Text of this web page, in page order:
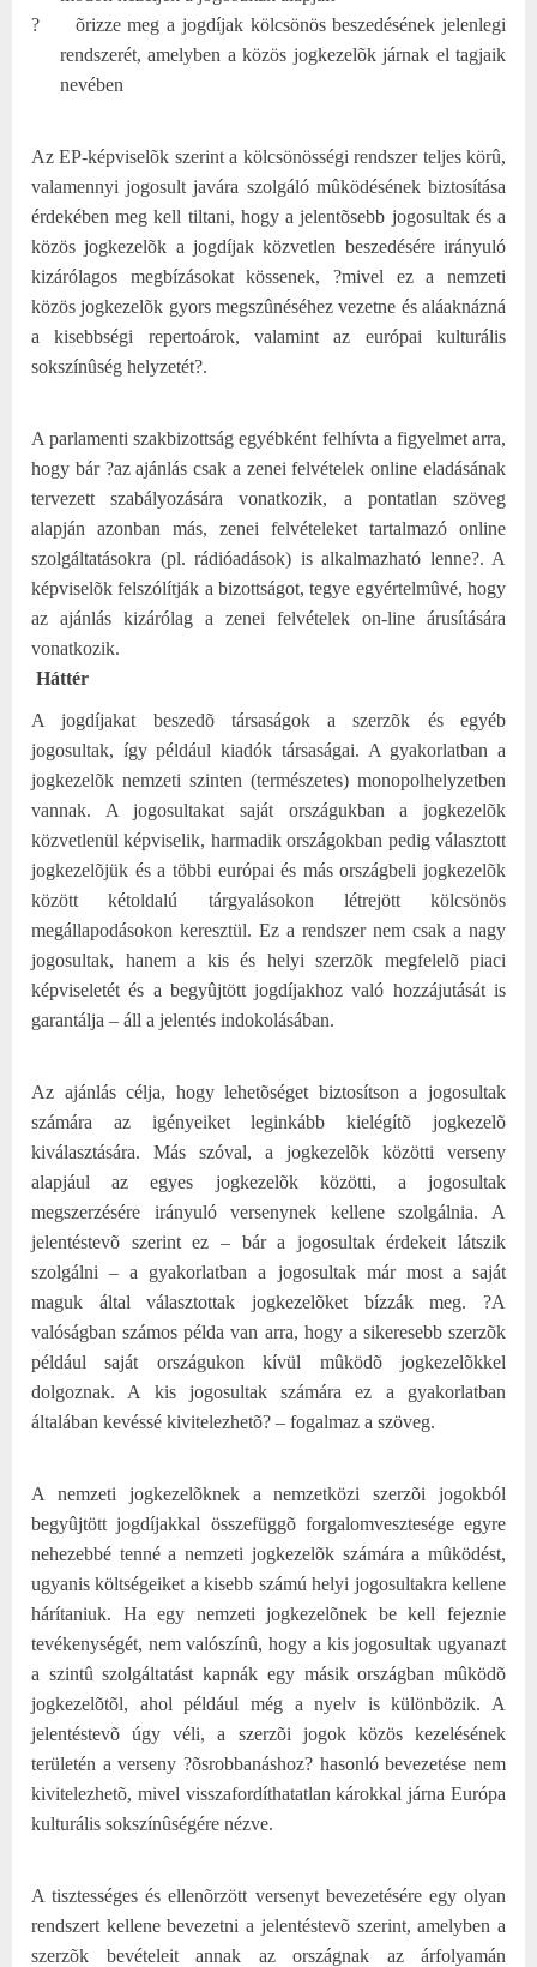
?
õrizze meg a jogdíjak kölcsönös beszedésének jelenlegi
rendszerét, amelyben a közös jogkezelõk járnak el tagjaik
nevében
Az EP-képviselõk szerint a kölcsönösségi rendszer teljes körû,
valamennyi jogosult javára szolgáló mûködésének biztosítása
érdekében meg kell tiltani, hogy a jelentõsebb jogosultak és a
közös jogkezelõk a jogdíjak közvetlen beszedésére irányuló
kizárólagos megbízásokat kössenek, ?mivel ez a nemzeti
közös jogkezelõk gyors megszûnéséhez vezetne és aláaknázná
a kisebbségi repertoárok, valamint az európai kulturális
sokszínûség helyzetét?.
A parlamenti szakbizottság egyébként felhívta a figyelmet arra,
hogy bár ?az ajánlás csak a zenei felvételek online eladásának
tervezett szabályozására vonatkozik, a pontatlan szöveg
alapján azonban más, zenei felvételeket tartalmazó online
szolgáltatásokra (pl. rádióadások) is alkalmazható lenne?. A
képviselõk felszólítják a bizottságot, tegye egyértelmûvé, hogy
az ajánlás kizárólag a zenei felvételek on-line árusítására
vonatkozik.
Háttér
A jogdíjakat beszedõ társaságok a szerzõk és egyéb
jogosultak, így például kiadók társaságai. A gyakorlatban a
jogkezelõk nemzeti szinten (természetes) monopolhelyzetben
vannak. A jogosultakat saját országukban a jogkezelõk
közvetlenül képviselik, harmadik országokban pedig választott
jogkezelõjük és a többi európai és más országbeli jogkezelõk
között kétoldalú tárgyalásokon létrejött kölcsönös
megállapodásokon keresztül. Ez a rendszer nem csak a nagy
jogosultak, hanem a kis és helyi szerzõk megfelelõ piaci
képviseletét és a begyûjtött jogdíjakhoz való hozzájutását is
garantálja – áll a jelentés indokolásában.
Az ajánlás célja, hogy lehetõséget biztosítson a jogosultak
számára az igényeiket leginkább kielégítõ jogkezelõ
kiválasztására. Más szóval, a jogkezelõk közötti verseny
alapjául az egyes jogkezelõk közötti, a jogosultak
megszerzésére irányuló versenynek kellene szolgálnia. A
jelentéstevõ szerint ez – bár a jogosultak érdekeit látszik
szolgálni – a gyakorlatban a jogosultak már most a saját
maguk által választottak jogkezelõket bízzák meg. ?A
valóságban számos példa van arra, hogy a sikeresebb szerzõk
például saját országukon kívül mûködõ jogkezelõkkel
dolgoznak. A kis jogosultak számára ez a gyakorlatban
általában kevéssé kivitelezhetõ? – fogalmaz a szöveg.
A nemzeti jogkezelõknek a nemzetközi szerzõi jogokból
begyûjtött jogdíjakkal összefüggõ forgalomvesztesége egyre
nehezebbé tenné a nemzeti jogkezelõk számára a mûködést,
ugyanis költségeiket a kisebb számú helyi jogosultakra kellene
hárítaniuk. Ha egy nemzeti jogkezelõnek be kell fejeznie
tevékenységét, nem valószínû, hogy a kis jogosultak ugyanazt
a szintû szolgáltatást kapnák egy másik országban mûködõ
jogkezelõtõl, ahol például még a nyelv is különbözik. A
jelentéstevõ úgy véli, a szerzõi jogok közös kezelésének
területén a verseny ?õsrobbanáshoz? hasonló bevezetése nem
kivitelezhetõ, mivel visszafordíthatatlan károkkal járna Európa
kulturális sokszínûségére nézve.
A tisztességes és ellenõrzött versenyt bevezetésére egy olyan
rendszert kellene bevezetni a jelentéstevõ szerint, amelyben a
szerzõk bevételeit annak az országnak az árfolyamán